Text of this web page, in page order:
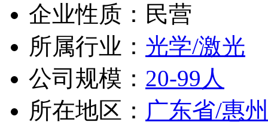
企业性质：民营
所属行业： 光学/激光
公司规模： 20-99人
所在地区： 广东省/惠